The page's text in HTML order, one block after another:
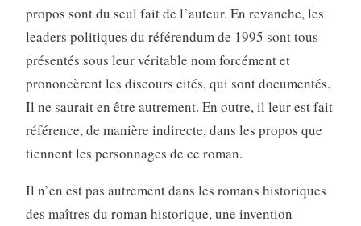
propos sont du seul fait de l’auteur. En revanche, les
leaders politiques du référendum de 1995 sont tous
présentés sous leur véritable nom forcément et
prononcèrent les discours cités, qui sont documentés.
Il ne saurait en être autrement. En outre, il leur est fait
référence, de manière indirecte, dans les propos que
tiennent les personnages de ce roman.
Il n’en est pas autrement dans les romans historiques
des maîtres du roman historique, une invention